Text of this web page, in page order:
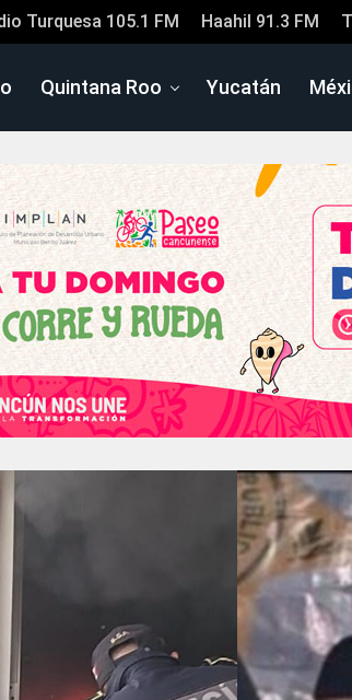
Turquesa 105.1 FM Haahil 91.3 FM
Quintana Roo Yucatán